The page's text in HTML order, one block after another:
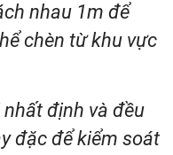
nhau 1m để
chèn từ khu vực
định và đều
đặc để kiểm soát